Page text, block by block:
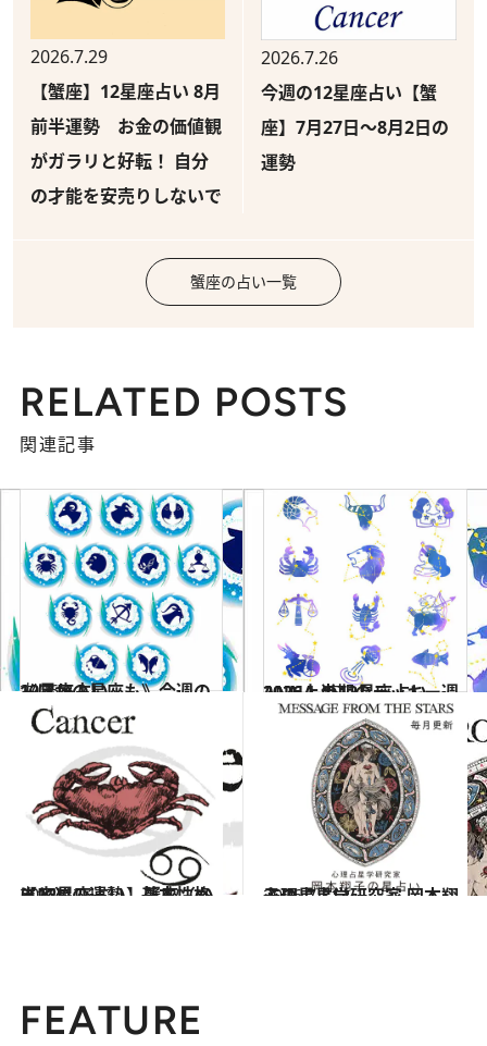
2026.7.29
【蟹座】12星座占い 8月
前半運勢 お金の価値観
がガラリと好転！ 自分
の才能を安売りしないで
2026.7.26
今週の12星座占い【蟹
座】7月27日～8月2日の
運勢
蟹座の占い一覧
RELATED POSTS
関連記事
2026.8.2
《ほかの星座も》今週の12星座占い
占い 2026.1.15
ANNA.の12星座占い 2026上半期のラッキー週
2021.12.1
【12星座占い】蟹座（かに座）の運勢、基本性格まとめ
占い 2026.7.31
心理占星学研究家 岡本翔子の星占い
占い
FEATURE